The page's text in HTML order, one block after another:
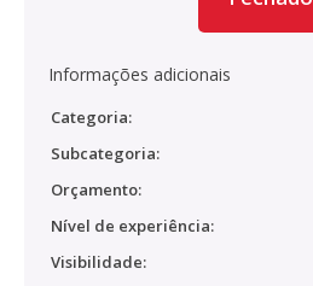
Informações adicionais
Categoria:
Subcategoria:
Orçamento:
Nível de experiência:
Visibilidade: